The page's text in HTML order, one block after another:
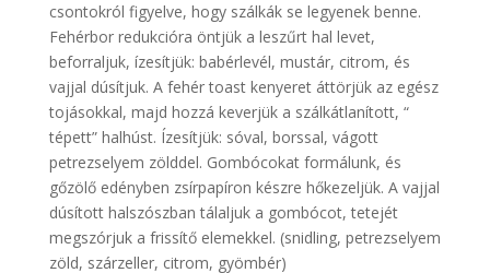
csontokról figyelve, hogy szálkák se legyenek benne.
Fehérbor redukcióra öntjük a leszűrt hal levet,
beforraljuk, ízesítjük: babérlevél, mustár, citrom, és
vajjal dúsítjuk. A fehér toast kenyeret áttörjük az egész
tojásokkal, majd hozzá keverjük a szálkátlanított, “
tépett” halhúst. Ízesítjük: sóval, borssal, vágott
petrezselyem zölddel. Gombócokat formálunk, és
gőzölő edényben zsírpapíron készre hőkezeljük. A vajjal
dúsított halszószban tálaljuk a gombócot, tetejét
megszórjuk a frissítő elemekkel. (snidling, petrezselyem
zöld, szárzeller, citrom, gyömbér)